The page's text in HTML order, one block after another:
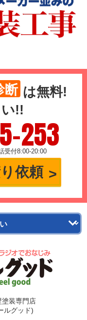
断 は無料!
!!
253
受付8:00-20:00
依頼
塗装専門店
ルグッド)